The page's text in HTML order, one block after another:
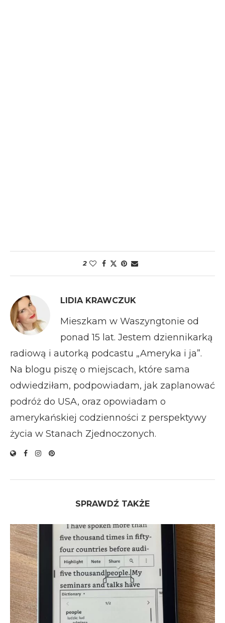
2
LIDIA KRAWCZUK
Mieszkam w Waszyngtonie od
ponad 15 lat. Jestem dziennikarką
radiową i autorką podcastu „Ameryka i ja”.
Na blogu piszę o miejscach, które sama
odwiedziłam, podpowiadam, jak zaplanować
podróż do USA, oraz opowiadam o
amerykańskiej codzienności z perspektywy
życia w Stanach Zjednoczonych.
SPRAWDŹ TAKŻE